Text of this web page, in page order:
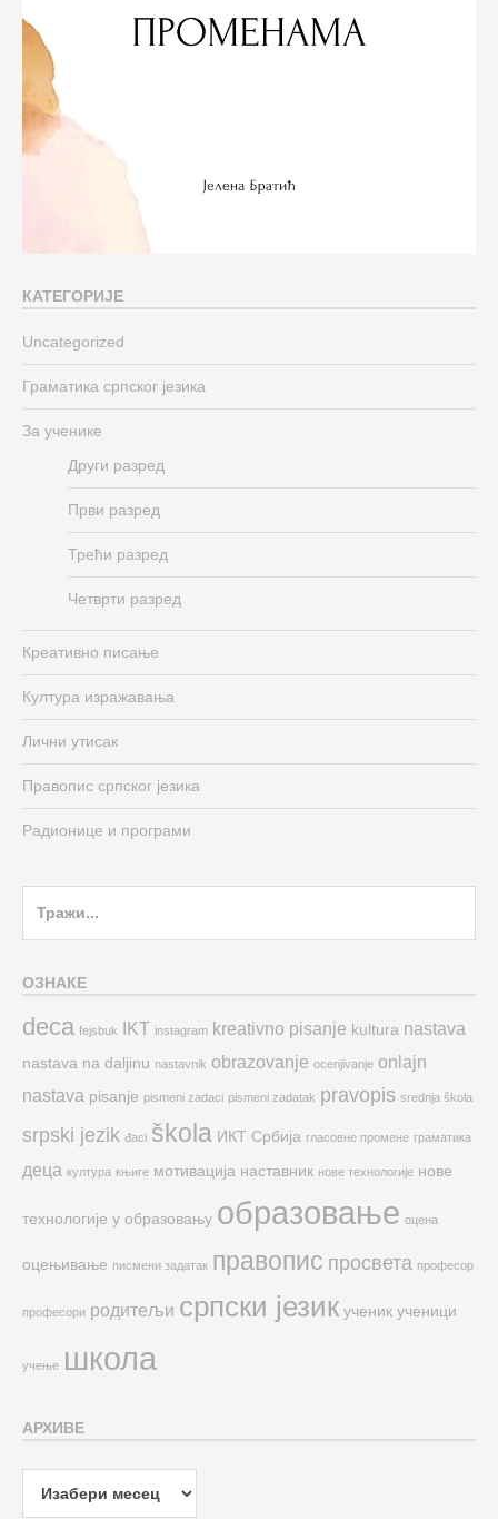
КАТЕГОРИЈЕ
Uncategorized
Граматика српског језика
За ученике
Други разред
Први разред
Трећи разред
Четврти разред
Креативно писање
Култура изражавања
Лични утисак
Правопис српског језика
Радионице и програми
ОЗНАКЕ
deca fejsbuk IKT instagram kreativno pisanje kultura nastava
nastava na daljinu nastavnik obrazovanje ocenjivanje onlajn
nastava pisanje pismeni zadaci pismeni zadatak pravopis srednja škola
srpski jezik đaci škola ИКТ Србија гласовне промене граматика
деца култура књиге мотивација наставник нове технологије нове
технологије у образовању образовање оцена
оцењивање писмени задатак правопис просвета професор
професори родитељи српски језик ученик ученици
учење школа
АРХИВЕ
Архиве